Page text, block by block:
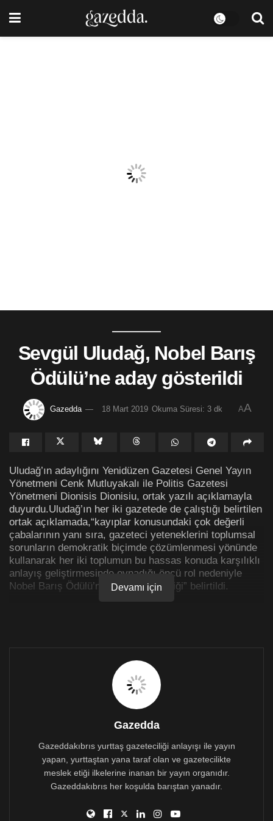
Sevgül Uludağ, Nobel Barış
Ödülü’ne aday gösterildi
Gazedda 18 Mart 2019 Okuma Süresi: 3 dk AA
Uludağ’ın adaylığını Yenidüzen Gazetesi Genel Yayın
Yönetmeni Cenk Mutluyakalı ile Politis Gazetesi
Yönetmeni Dionisis Dionisiu, ortak yazılı açıklamayla
duyurdu.Uludağ’ın her iki gazetede de çalıştığı belirtilen
ortak açıklamada,“kayıplar konusundaki çok değerli
çabalarının yanı sıra, gazeteci yeteneklerini toplumsal
sorunların demokratik biçimde çözümlenmesi yönünde
kullanarak her iki toplumun bu hassas konuda karşılıklı
anlayış geliştirmesinde oynadığı öncü rol nedeniyle
Nobel Barış Ödülü’ne aday gösterildiği” belirtildi.
Bilimler Bölümü’nden Doç. Dr. Anna Agathangelu
tarafından Norveç Nobel Komitesi’ne 2019 Nobel Barış
Ödülü için aday gösterildiğini bildirdi.
1958 Lefkoşa doğumlu olan Sevgül Uludağ’ın, 39 yıllık
aktif gazetecilik hayatının son 18 yılını “kayıplar”ın
araştırılıp yazılmasına, her iki toplumdan okurlarını
mobilize ederek olası gömü yerlerini göstermelerine ve
bu insani konuya gönüllü ve insani katkı yapmalarına
adadığı kaydedildi.
Bu yönde pek çok kez gerek kendisinin, gerekse
Devamı için
Gazedda
Gazeddakıbrıs yurttaş gazeteciliği anlayışı ile yayın
yapan, yurttaştan yana taraf olan ve gazetecilikte
meslek etiği ilkelerine inanan bir yayın organıdır.
Gazeddakıbrıs her koşulda barıştan yanadır.